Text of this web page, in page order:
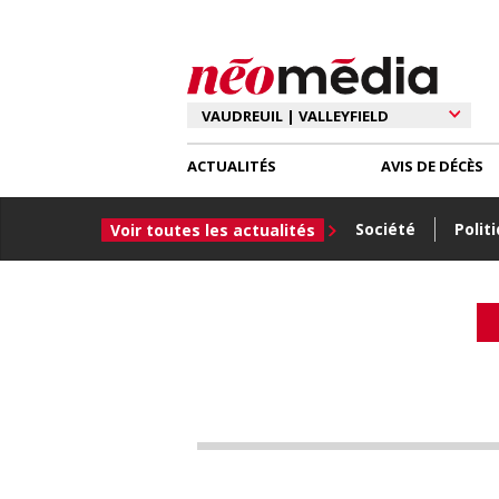
ACTUALITÉS
Voir toutes les actualités Société
AVIS DE DÉCÈS